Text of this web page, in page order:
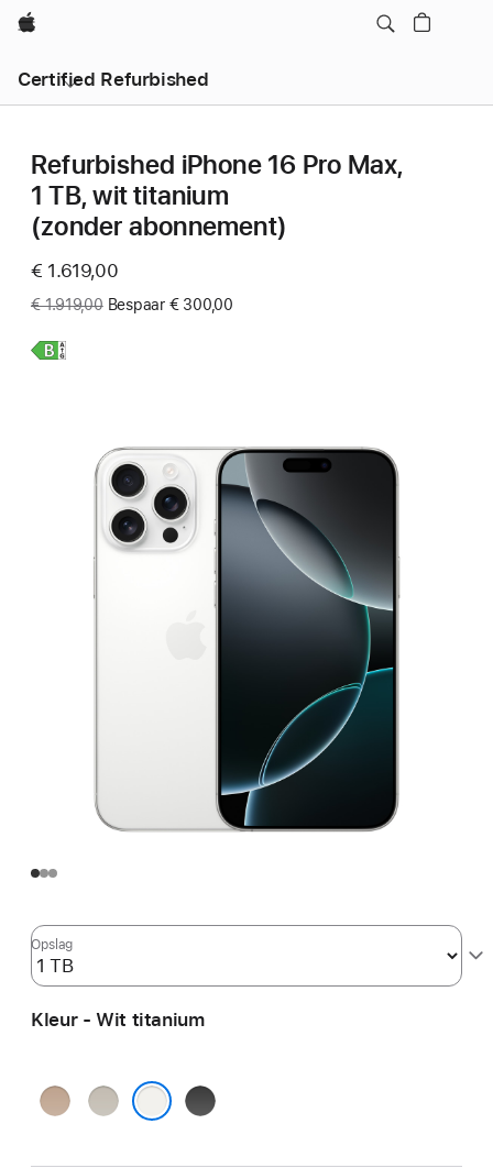
Apple
Certified Refurbished
Refurbished iPhone 16 Pro Max,
1 TB, wit titanium
(zonder abonnement)
Now
€ 1.619,00
Was
€ 1.919,00 Bespaar € 300,00
Meer
Opslag
Kleur - Wit titanium
DesertNaturel
titanium
Zwart